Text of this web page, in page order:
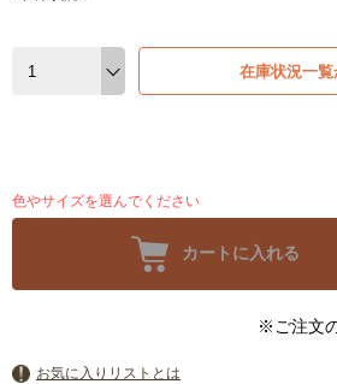
在庫状況一
色やサイズを選んでください
カートに入れる
※ご注文
お気に入りリストとは